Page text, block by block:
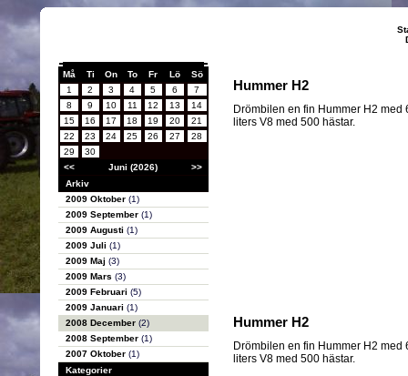
Må Ti On To Fr Lö
Sö
1
2 3 4 5 6
7
8
9 10 11 12 13
14
15
16 17 18 19 20
21
22
23 24 25 26 27
28
29
30
<<
Juni (2026)
>>
Arkiv
2009 Oktober (1)
2009 September (1)
2009 Augusti (1)
2009 Juli (1)
2009 Maj (3)
2009 Mars (3)
2009 Februari (5)
2009 Januari (1)
2008 December (2)
2008 September (1)
2007 Oktober (1)
Kategorier
Hummer H2
Drömbilen en fin Hummer H2 med
liters V8 med 500 hästar.
Hummer H2
Drömbilen en fin Hummer H2 med
liters V8 med 500 hästar.